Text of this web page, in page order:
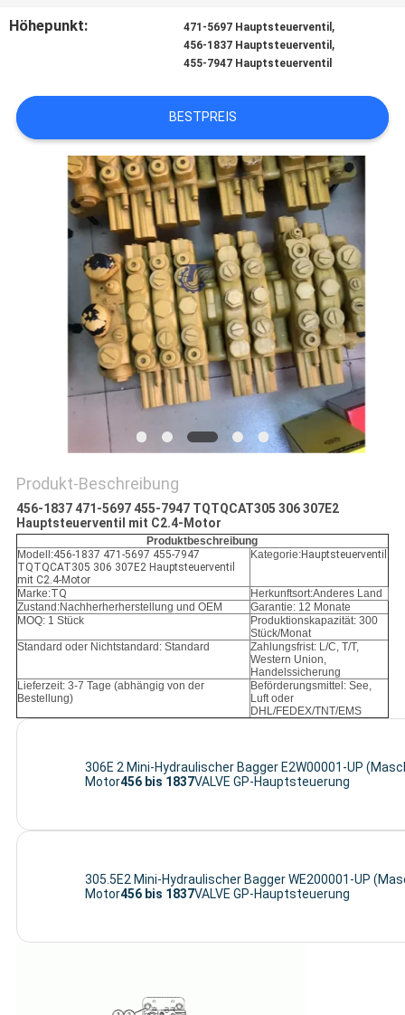
NACHRICHTEN
FÄLLE
REFERENZEN
SITEMAP
DATENSCHUTZ-
BESTIMMUNGEN
Höhepunkt: 471-5697 Hauptsteuerventil ,
456-1837 Hauptsteuerventil ,
455-7947 Hauptsteuerventil
BESTPREIS
Produkt-Beschreibung
456-1837 471-5697 455-7947 TQTQCAT305 306 307E2
Hauptsteuerventil mit C2.4-Motor
Produktbeschreibung
Modell:456-1837 471-5697 455-7947
TQTQCAT305 306 307E2 Hauptsteuerventil
mit C2.4-Motor
Kategorie:Hauptsteuerventil
Marke:TQ
Herkunftsort:Anderes Land
Zustand:Nachherherherstellung und OEM
Garantie: 12 Monate
MOQ: 1 Stück
Produktionskapazität: 300
Stück/Monat
Standard oder Nichtstandard: Standard
Zahlungsfrist: L/C, T/T,
Western Union,
Handelssicherung
Lieferzeit: 3-7 Tage (abhängig von der
Bestellung)
Beförderungsmittel: See,
Luft oder
DHL/FEDEX/TNT/EMS
306E 2 Mini-Hydraulischer Bagger E2W00001-UP
Motor456 bis 1837VALVE GP-Hauptsteuerung
305.5E2 Mini-Hydraulischer Bagger WE200001-UP
Motor456 bis 1837VALVE GP-Hauptsteuerung